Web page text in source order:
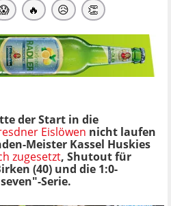
🔥 😥 👏
der Start in die
Eislöwen nicht laufen
Meister Kassel Huskies
zugesetzt, Shutout für
(40) und die 1:0-
Serie.